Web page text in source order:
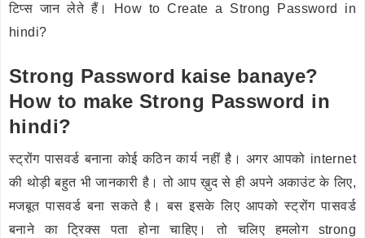
टिप्स जान लेते हैं। How to Create a Strong Password in
hindi?
Strong Password kaise banaye?
How to make Strong Password in
hindi?
स्ट्रोंग पासवर्ड बनाना कोई कठिन कार्य नहीं है। अगर आपको internet
की थोड़ी बहुत भी जानकारी है। तो आप ख़ुद से ही अपने अकाउंट के लिए,
मजबूत पासवर्ड बना सकते है। बस इसके लिए आपको स्ट्रोंग पासवर्ड
बनाने का ट्रिक्स पता होना चाहिए। तो चलिए हमलोग strong